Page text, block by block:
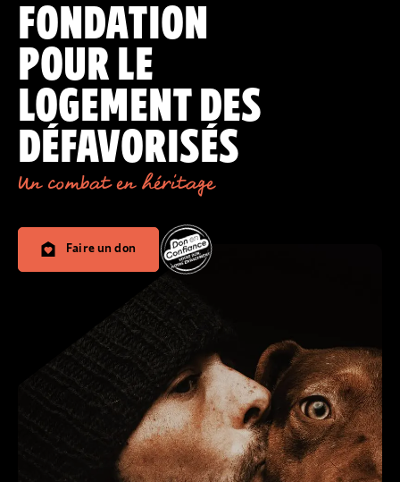
FONDATION
POUR LE
LOGEMENT DES
DÉFAVORISÉS
Un combat en héritage
Faire un don